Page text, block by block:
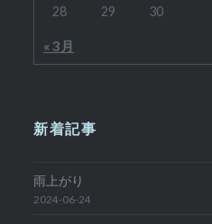
« 3月
28 29 30
新着記事
雨上がり
2024-06-24